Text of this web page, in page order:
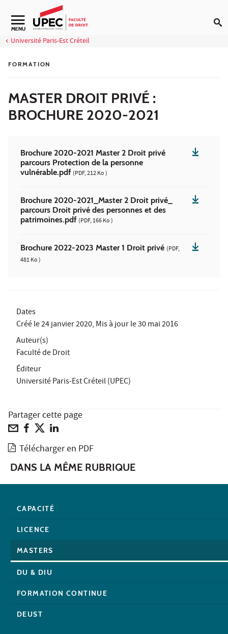
Aller au contenu
Navigation secondaire
MENU
Université Paris-Est Créteil
FORMATION
MASTER DROIT PRIVÉ :
BROCHURE 2020-2021
Brochure 2020-2021 Master 2 Droit privé
parcours Protection de la personne
vulnérable.pdf (PDF, 212 Ko )
Brochure 2020-2021_Master 2 Droit privé_
parcours Droit privé des personnes et des
patrimoines.pdf (PDF, 166 Ko )
Brochure 2022-2023 Master 1 Droit privé (PDF,
481 Ko )
Dates
Créé le24 janvier 2020, Mis à jour le30 mai 2016
Auteur(s)
Faculté de Droit
Éditeur
Université Paris-Est Créteil (UPEC)
Partager cette page
Télécharger en PDF
DANS LA MÊME RUBRIQUE
CAPACITÉ
LICENCE
MASTERS
DU & DIU
FORMATION CONTINUE
DEUST